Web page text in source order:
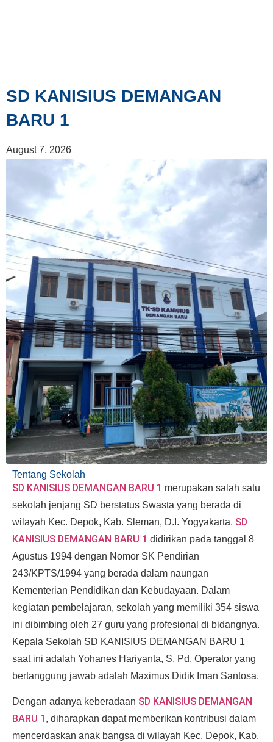
SD KANISIUS DEMANGAN
BARU 1
August 7, 2026
Tentang Sekolah
SD KANISIUS DEMANGAN BARU 1 merupakan salah satu
sekolah jenjang SD berstatus Swasta yang berada di
wilayah Kec. Depok, Kab. Sleman, D.I. Yogyakarta. SD
KANISIUS DEMANGAN BARU 1 didirikan pada tanggal 8
Agustus 1994 dengan Nomor SK Pendirian
243/KPTS/1994 yang berada dalam naungan
Kementerian Pendidikan dan Kebudayaan. Dalam
kegiatan pembelajaran, sekolah yang memiliki 354 siswa
ini dibimbing oleh 27 guru yang profesional di bidangnya.
Kepala Sekolah SD KANISIUS DEMANGAN BARU 1
saat ini adalah Yohanes Hariyanta, S. Pd. Operator yang
bertanggung jawab adalah Maximus Didik Iman Santosa.
Dengan adanya keberadaan SD KANISIUS DEMANGAN
BARU 1 , diharapkan dapat memberikan kontribusi dalam
mencerdaskan anak bangsa di wilayah Kec. Depok, Kab.